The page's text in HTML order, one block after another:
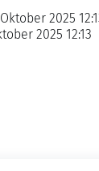
2025
2025 12:13